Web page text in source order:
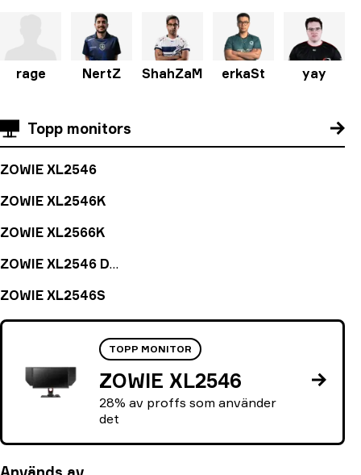
rage NertZ ShahZaM erkaSt yay
Topp monitors
ZOWIE XL2546
ZOWIE XL2546K
ZOWIE XL2566K
ZOWIE XL2546 Divina Blue
ZOWIE XL2546S
TOPP MONITOR
ZOWIE XL2546
28% av proffs som använder
det